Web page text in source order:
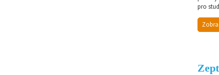
pro